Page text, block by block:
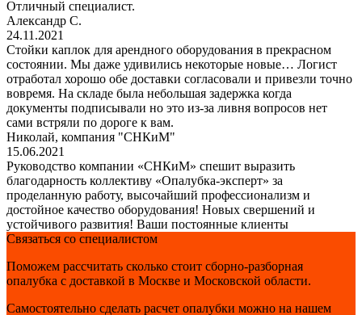
Отличный специалист.
Александр С.
24.11.2021
Стойки каплок для арендного оборудования в прекрасном
состоянии. Мы даже удивились некоторые новые… Логист
отработал хорошо обе доставки согласовали и привезли точно
вовремя. На складе была небольшая задержка когда
документы подписывали но это из-за ливня вопросов нет
сами встряли по дороге к вам.
Николай, компания "СНКиМ"
15.06.2021
Руководство компании «СНКиМ» спешит выразить
благодарность коллективу «Опалубка-эксперт» за
проделанную работу, высочайший профессионализм и
достойное качество оборудования! Новых свершений и
устойчивого развития! Ваши постоянные клиенты
Связаться со специалистом
Поможем рассчитать сколько стоит сборно-разборная
опалубка с доставкой в Москве и Московской области.
Самостоятельно сделать расчет опалубки можно на нашем